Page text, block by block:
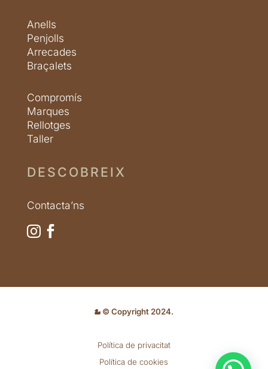
Anells
Penjolls
Arrecades
Braçalets
Compromís
Marques
Rellotges
Taller
DESCOBREIX
Contacta’ns
 
© Copyright 2024.
Política de privacitat
Política de cookies